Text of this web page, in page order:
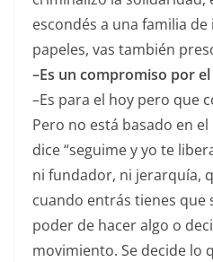
escondés a una familia
papeles, vas también
–Es un compromiso por
–Es para el hoy pero que
Pero no está basado en
dice “seguime y yo te
ni fundador, ni jerarquía,
cuando entrás tienes que
poder de hacer algo o
movimiento. Se decide lo